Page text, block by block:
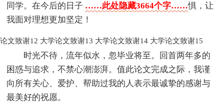
同学。在今后的日子 ……此处隐藏3664个字……惧，让
我面对理想更加坚定！
论文致谢12
时光不待，流年似水，忽毕业将至。回首两年多的
困惑与追求，不禁心潮澎湃。值此论文完成之际，我谨
向所有关心、爱护、帮助过我的人表示最诚挚的感谢与
最美好的祝愿。
大学论文致谢13 大学论文致谢14 大学论文致谢15